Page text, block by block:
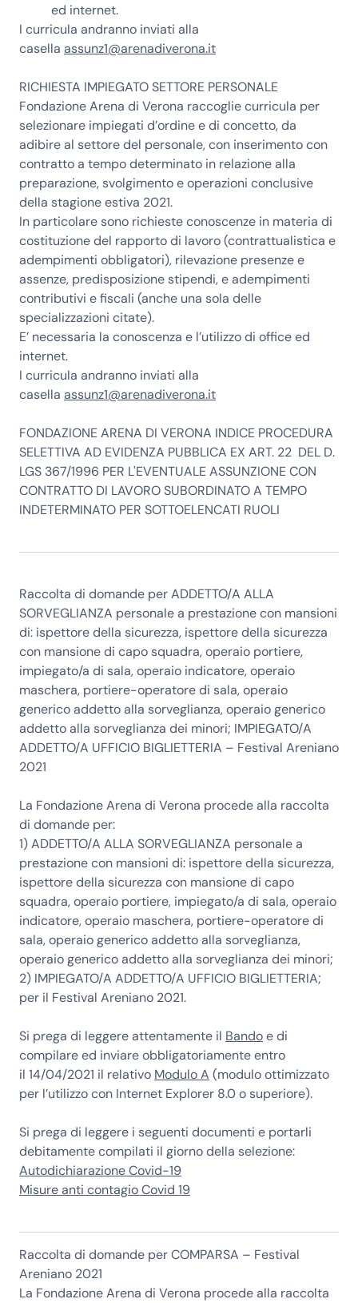
ed internet.
I curricula andranno inviati alla
casella assunz1@arenadiverona.it
RICHIESTA IMPIEGATO SETTORE PERSONALE
Fondazione Arena di Verona raccoglie curricula per
selezionare impiegati d’ordine e di concetto, da
adibire al settore del personale, con inserimento con
contratto a tempo determinato in relazione alla
preparazione, svolgimento e operazioni conclusive
della stagione estiva 2021.
In particolare sono richieste conoscenze in materia di
costituzione del rapporto di lavoro (contrattualistica e
adempimenti obbligatori), rilevazione presenze e
assenze, predisposizione stipendi, e adempimenti
contributivi e fiscali (anche una sola delle
specializzazioni citate).
E’ necessaria la conoscenza e l’utilizzo di office ed
internet.
I curricula andranno inviati alla
casella assunz1@arenadiverona.it
FONDAZIONE ARENA DI VERONA INDICE PROCEDURA
SELETTIVA AD EVIDENZA PUBBLICA EX ART. 22 DEL D.
LGS 367/1996 PER L'EVENTUALE ASSUNZIONE CON
CONTRATTO DI LAVORO SUBORDINATO A TEMPO
INDETERMINATO PER SOTTOELENCATI RUOLI
Raccolta di domande perADDETTO/A ALLA
SORVEGLIANZA personale a prestazione con mansioni
di: ispettore della sicurezza, ispettore della sicurezza
con mansione di capo squadra, operaio portiere,
impiegato/a di sala, operaio indicatore, operaio
maschera, portiere-operatore di sala, operaio
generico addetto alla sorveglianza, operaio generico
addetto alla sorveglianza dei minori; IMPIEGATO/A
ADDETTO/A UFFICIO BIGLIETTERIA – Festival Areniano
2021
La Fondazione Arena di Verona procede alla raccolta
di domande per:
1)ADDETTO/A ALLA SORVEGLIANZA personale a
prestazione con mansioni di: ispettore della sicurezza,
ispettore della sicurezza con mansione di capo
squadra, operaio portiere, impiegato/a di sala, operaio
indicatore, operaio maschera, portiere-operatore di
sala, operaio generico addetto alla sorveglianza,
operaio generico addetto alla sorveglianza dei minori;
2) IMPIEGATO/A ADDETTO/A UFFICIO BIGLIETTERIA;
per il Festival Areniano 2021.
Si prega di leggere attentamente il Bandoe di
compilare ed inviare obbligatoriamente entro
il 14/04/2021 il relativo Modulo A (modulo ottimizzato
per l’utilizzo con Internet Explorer 8.0 o superiore).
Si prega di leggere i seguenti documenti e portarli
debitamente compilati il giorno della selezione:
Autodichiarazione Covid-19
Misure anti contagio Covid 19
Raccolta di domande perCOMPARSA – Festival
Areniano 2021
La Fondazione Arena di Verona procede alla raccolta